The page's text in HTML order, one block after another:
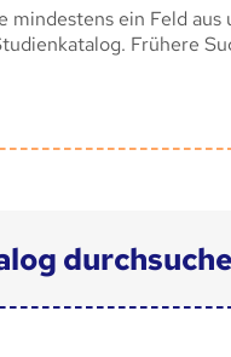
mindestens ein Feld
Frühere